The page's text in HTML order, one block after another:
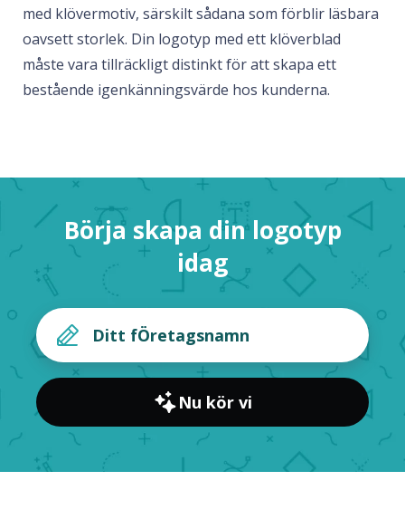
med klövermotiv, särskilt sådana som förblir läsbara
oavsett storlek. Din logotyp med ett klöverblad
måste vara tillräckligt distinkt för att skapa ett
bestående igenkänningsvärde hos kunderna.
Börja skapa din logotyp
idag
Nu kör vi